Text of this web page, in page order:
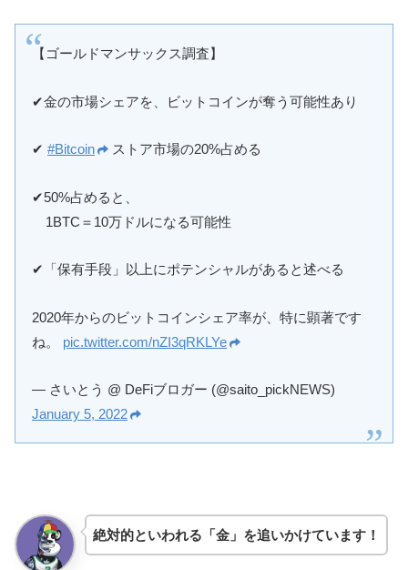
【ゴールドマンサックス調査】
✔︎金の市場シェアを、ビットコインが奪う可能性あり
✔︎ #Bitcoin ストア市場の20%占める
✔︎50%占めると、
1BTC＝10万ドルになる可能性
✔︎「保有手段」以上にポテンシャルがあると述べる
2020年からのビットコインシェア率が、特に顕著です
ね。 pic.twitter.com/nZI3qRKLYe
— さいとう @ DeFiブロガー (@saito_pickNEWS)
January 5, 2022
絶対的といわれる「金」を追いかけています！